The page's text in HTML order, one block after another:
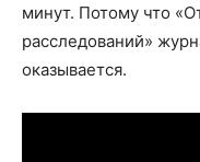
минут. Потому что
расследований»
оказывается.